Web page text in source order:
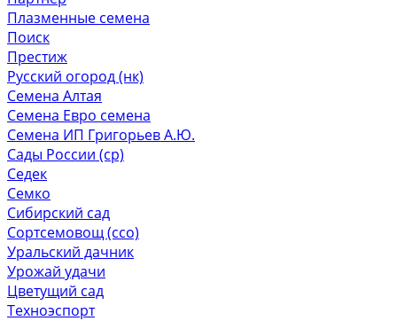
Плазменные семена
Поиск
Престиж
Русский огород (нк)
Семена Алтая
Семена Евро семена
Семена ИП Григорьев А.Ю.
Сады России (ср)
Седек
Семко
Сибирский сад
Сортсемовощ (ссо)
Уральский дачник
Урожай удачи
Цветущий сад
Техноэспорт